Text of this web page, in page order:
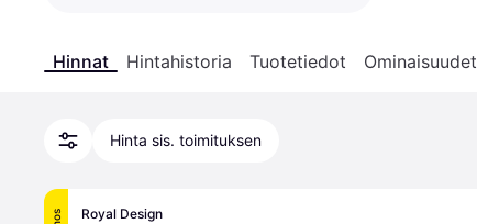
Hinnat Hintahistoria Tuotetiedot Ominaisuudet
Hinta sis. toimituksen
Royal Design